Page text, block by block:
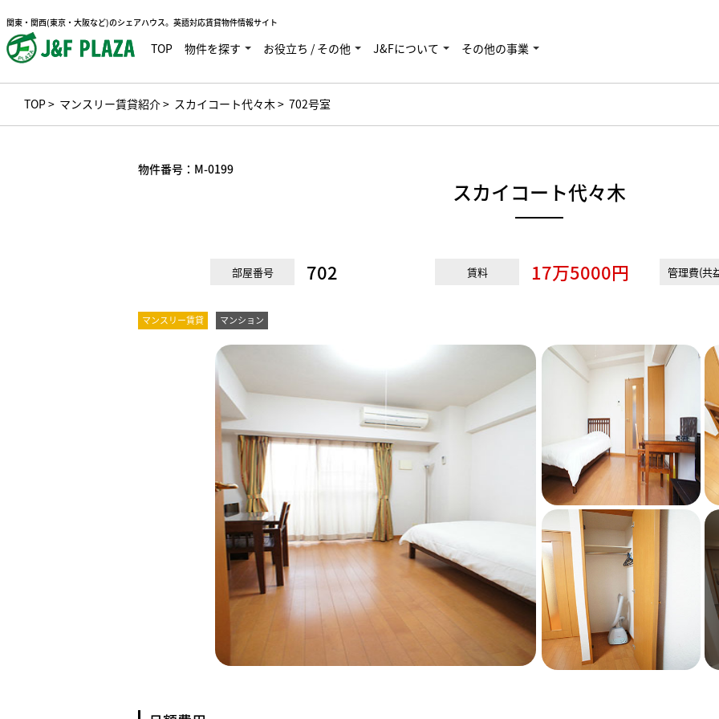
関東・関西(東京・大阪など)のシェアハウス。英語対応賃貸物件情報サイト
TOP 物件を探す お役立ち / その他 J&Fについて その他の事業
TOP> マンスリー賃貸紹介> スカイコート代々木> 702号室
物件番号： M-0199
スカイコート代々木
部屋番号 702 賃料 17万5000円 管理費(共
マンスリー賃貸 マンション